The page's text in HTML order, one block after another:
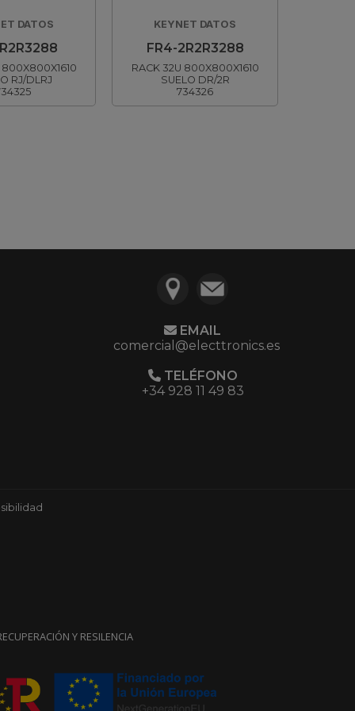
DATOS
800X800X1610
RJ/DLRJ
KEYNET DATOS
FR4-2R2R3288
RACK 32U 800X800X1610
SUELO DR/2R
734326
EMAIL
comercial@electtronics.es
TELÉFONO
+34 928 11 49 83
Y RESILENCIA